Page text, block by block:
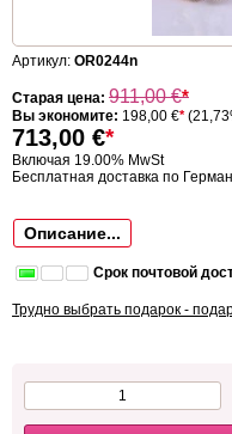
Артикул: OR0244n
Старая цена: 911,00€*
Вы экономите: 198,00 €*
713,00 €*
Включая 19.00% MwSt
Бесплатная доставка по
Описание...
Срок почтовой
Трудно выбрать подарок -